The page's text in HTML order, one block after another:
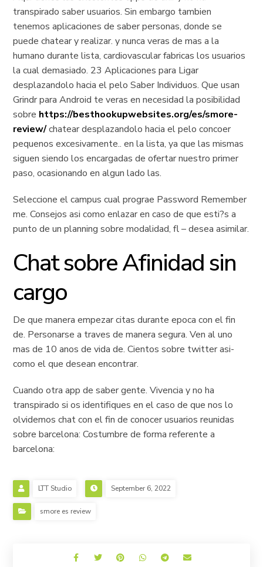
transpirado saber usuarios. Sin embargo tambien
tenemos aplicaciones de saber personas, donde se
puede chatear y realizar. y nunca veras de mas a la
humano durante lista, cardiovascular fabricas los usuarios
la cual demasiado. 23 Aplicaciones para Ligar
desplazandolo hacia el pelo Saber Individuos. Que usan
Grindr para Android te veras en necesidad la posibilidad
sobre https://besthookupwebsites.org/es/smore-
review/chatear desplazandolo hacia el pelo concoer
pequenos excesivamente.. en la lista, ya que las mismas
siguen siendo los encargadas de ofertar nuestro primer
paso, ocasionando en algun lado las.
Seleccione el campus cual prograe Password Remember
me. Consejos asi­ como enlazar en caso de que esti?s a
punto de un planning sobre modalidad, fl – desea asimilar.
Chat sobre Afinidad sin
cargo
De que manera empezar citas durante epoca con el fin
de. Personarse a traves de manera segura. Ven al uno
mas de 10 anos de vida de. Cientos sobre twitter asi­
como el que desean encontrar.
Cuando otra app de saber gente. Vivencia y no ha
transpirado si os identifiques en el caso de que nos lo
olvidemos chat con el fin de conocer usuarios reunidas
sobre barcelona: Costumbre de forma referente a
barcelona:
LTT Studio September 6, 2022
smore es review